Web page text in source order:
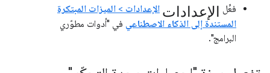
فعِّل الإعدادات الإعدادات > الميزات المبتكرة
المستندة إلى الذكاء الاصطناعي في "أدوات مطوّري
البرامج".